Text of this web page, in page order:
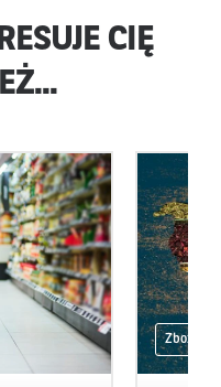
CIĘ
Zboża i